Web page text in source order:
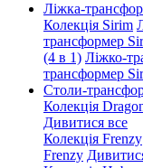
Ліжка-
Колекція Sirim
трансформер
(4 в 1) Ліжко-
трансформер
Столи-
Колекція
Дивитися все
Колекція Frenzy
Frenzy